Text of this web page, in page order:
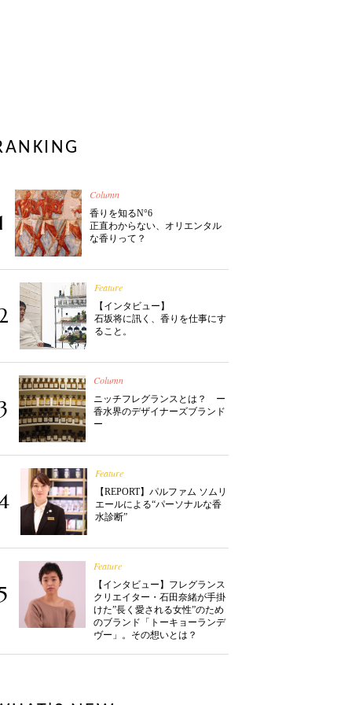
Column
香りを知るN°6
正直わからない、オリエンタル
な香りって？
Feature
【インタビュー】
石坂将に訊く、香りを仕事にす
ること。
Column
ニッチフレグランスとは？ ー
香水界のデザイナーズブランド
ー
Feature
【REPORT】パルファム ソムリ
エールによる“パーソナルな香
水診断”
Feature
【インタビュー】フレグランス
クリエイター・石田奈緒が手掛
けた”長く愛される女性”のため
のブランド「トーキョーランデ
ヴー」。その想いとは？